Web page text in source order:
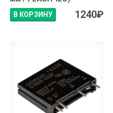
В КОРЗИНУ 1240₽